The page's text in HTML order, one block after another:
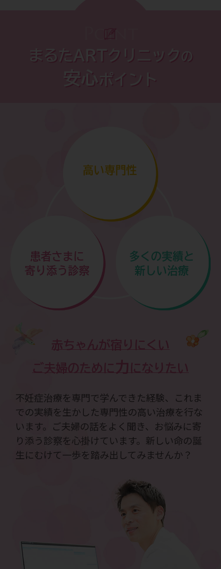
2026.07.27
CBC WEBメディア掲載のお知らせです。
詳しくはこちらをご覧ください＞
詳しくはこちらをご覧ください＞
まるたARTクリニック の
安心ポイント
高い専門性
患者さまに
寄り添う診察
多くの実績と
新しい治療
赤ちゃんが宿りにくい
ご夫婦のために 力 になりたい
不妊症治療を専門で学んできた経験、これま
での実績を生かした専門性の高い治療を行な
います。ご夫婦の話をよく聞き、お悩みに寄
り添う診察を心掛けています。新しい命の誕
生にむけて一歩を踏み出してみませんか？